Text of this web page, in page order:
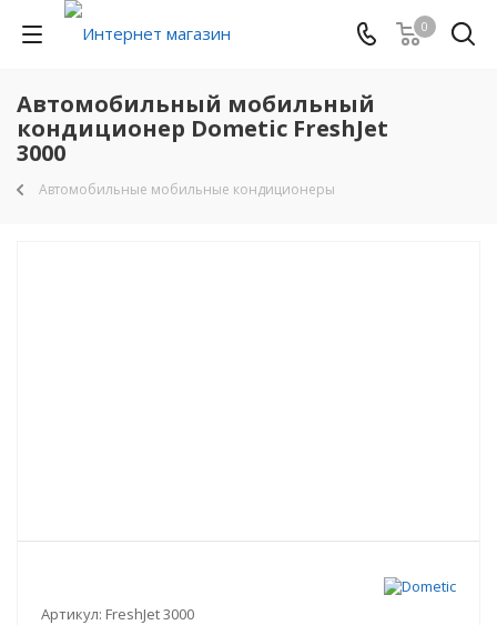
0
Автомобильный мобильный
кондиционер Dometic FreshJet
3000
Автомобильные мобильные кондиционеры
Артикул: FreshJet 3000